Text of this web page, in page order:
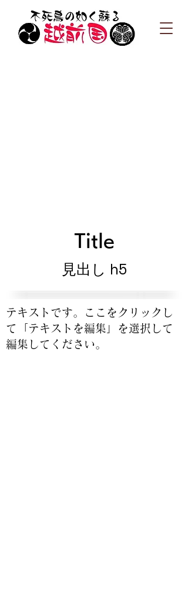
Title
見出し h5
テキストです。ここをクリックし
て「テキストを編集」を選択して
編集してください。